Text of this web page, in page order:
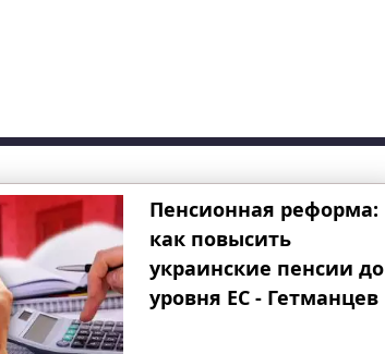
Пенсионная реформа:
как повысить
украинские пенсии до
уровня ЕС - Гетманцев